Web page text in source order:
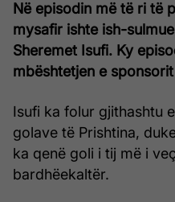
Në episodin më të ri të
mysafir ishte ish-
Sheremet Isufi. Ky
mbështetjen e
Isufi ka folur gjithashtu
golave të Prishtina,
ka qenë goli i tij më i
bardhëekaltër.